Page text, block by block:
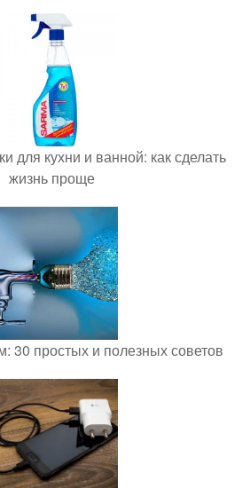
для кухни и ванной: как сделать
жизнь проще
30 простых и полезных советов